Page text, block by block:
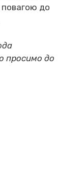
повагою до
просимо до